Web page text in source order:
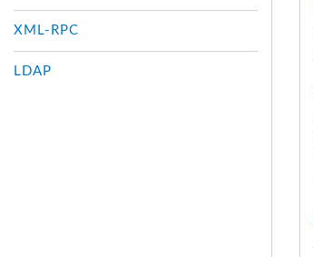
XML-RPC
LDAP